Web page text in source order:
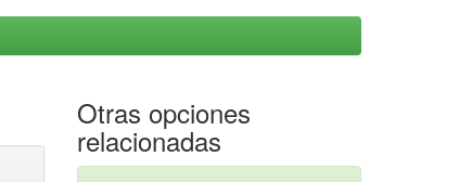
Otras opciones
relacionadas